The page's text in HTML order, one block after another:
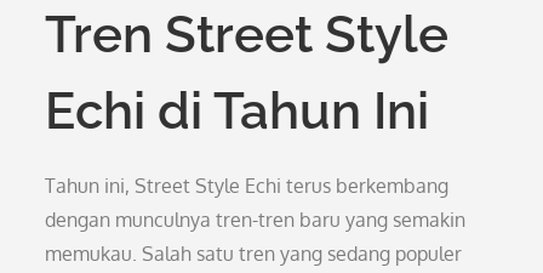
Tren Street Style
Echi di Tahun Ini
Tahun ini, Street Style Echi terus berkembang
dengan munculnya tren-tren baru yang semakin
memukau. Salah satu tren yang sedang populer